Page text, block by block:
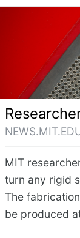
MIT
turn any rigid
The
be produced